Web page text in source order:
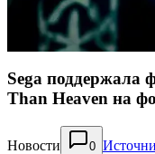
Sega поддержала
Than Heaven на
Новости 0